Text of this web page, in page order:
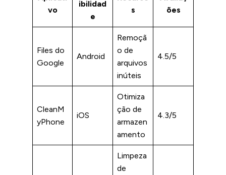
vo
ibilidad
e
s
ões
Files do
Google
Android
Remoçã
o de
arquivos
inúteis
4.5/5
CleanM
yPhone
iOS
Otimiza
ção de
armazen
amento
4.3/5
Limpeza
de